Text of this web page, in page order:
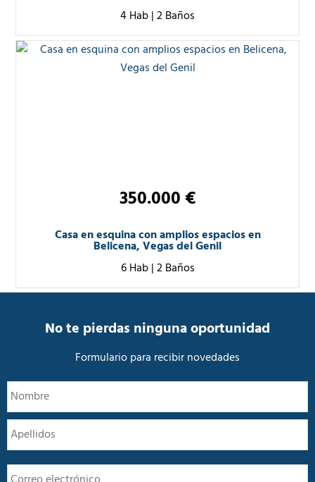
4 Hab|2 Baños
350.000 €
Casa en esquina con amplios espacios en
Belicena, Vegas del Genil
6 Hab|2 Baños
No te pierdas ninguna oportunidad
Formulario para recibir novedades
N
m
E